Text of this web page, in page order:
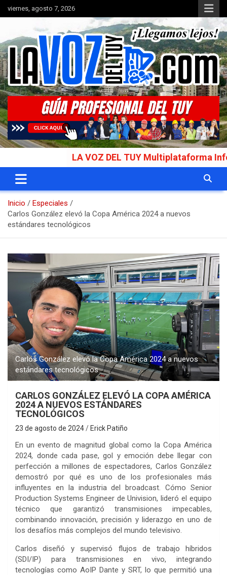
Saltar
al
viernes, agosto 7, 2026
La Voz del Tuy
Portal de noticias
LA VOZ DEL TUY Multiplataforma
Inicio
Especiales
Carlos González elevó la Copa América 2024 a nuevos
estándares tecnológicos
Carlos González elevó la Copa América 2024 a nuevos
estándares tecnológicos
CARLOS GONZÁLEZ ELEVÓ LA COPA AMÉRICA
2024 A NUEVOS ESTÁNDARES
TECNOLÓGICOS
23 de agosto de 2024 Erick Patiño
En un evento de magnitud global como la Copa América
2024, donde cada pase, gol y emoción debe llegar con
perfección a millones de espectadores, Carlos González
demostró por qué es uno de los profesionales más
influyentes en la industria del broadcast. Cómo Senior
Production Systems Engineer de Univision, lideró el equipo
técnico que garantizó transmisiones impecables,
combinando innovación, precisión y liderazgo en uno de
los desafíos más complejos del mundo televisivo.
Carlos diseñó y supervisó flujos de trabajo híbridos
(SDI/IP) para transmisiones en vivo, integrando
tecnologías como AoIP Dante y SRT, lo que permitió una